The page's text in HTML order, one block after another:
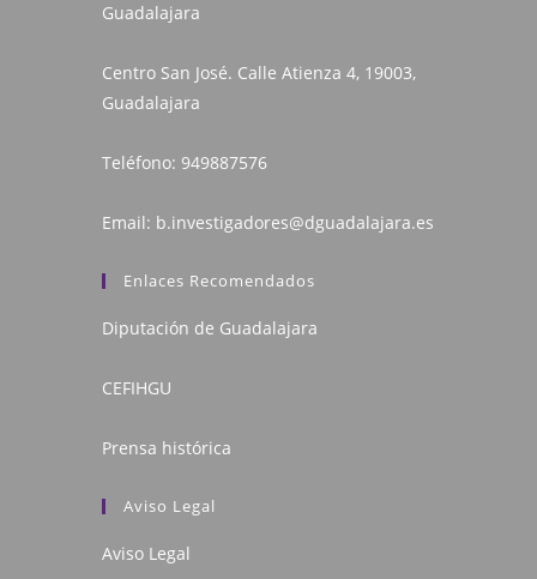
Guadalajara
Centro San José. Calle Atienza 4, 19003,
Guadalajara
Teléfono: 949887576
Email: b.investigadores@dguadalajara.es
Enlaces Recomendados
Diputación de Guadalajara
CEFIHGU
Prensa histórica
Aviso Legal
Aviso Legal